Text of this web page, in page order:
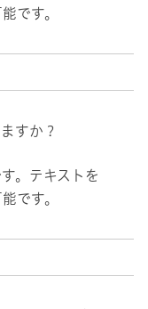
です。
すか？
。テキストを
です。